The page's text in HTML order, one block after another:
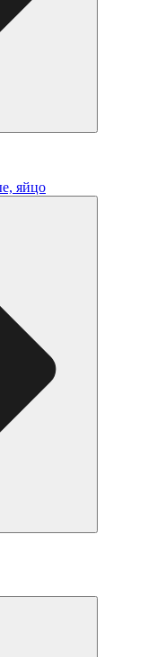
яйцо